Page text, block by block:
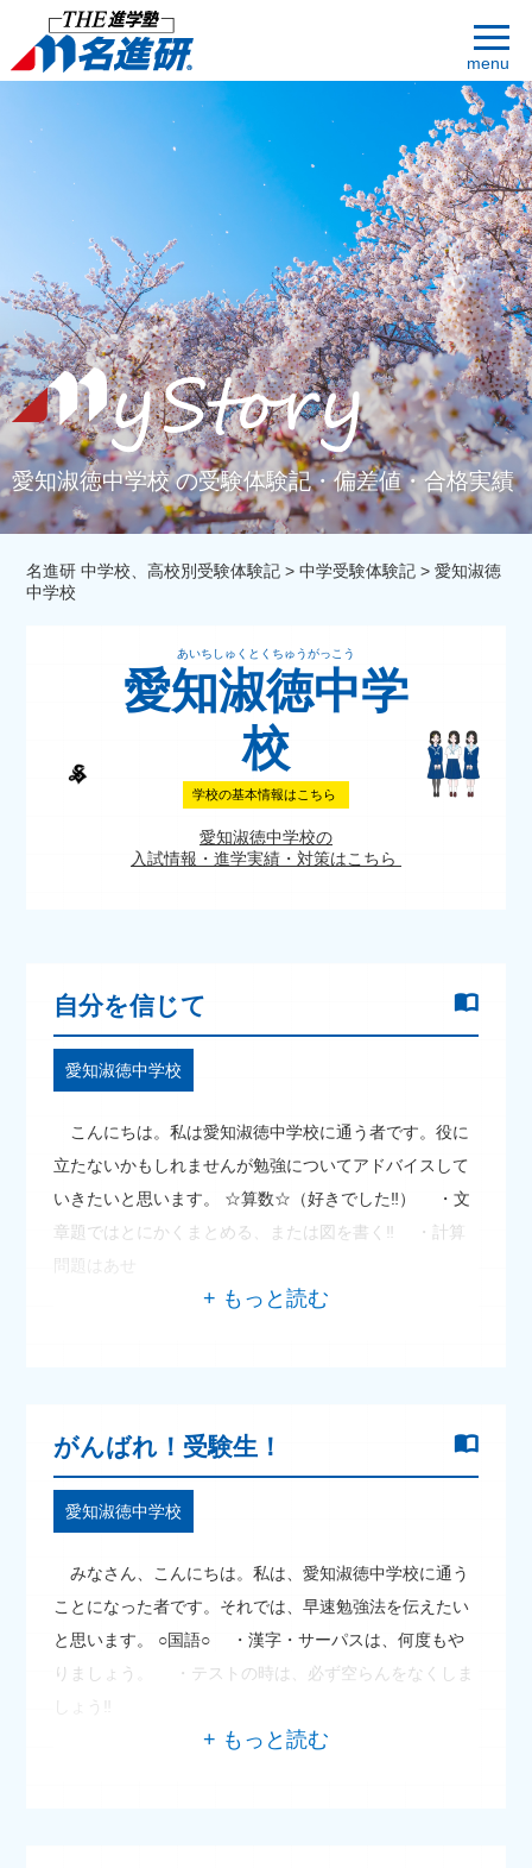
menu
愛知淑徳中学校 の受験体験記・偏差値・合格実績
名進研 中学校、高校別受験体験記 >中学受験体験記 >愛知淑徳
中学校
あいちしゅくとくちゅうがっこう
愛知淑徳中学
校
学校の基本情報はこちら
愛知淑徳中学校の
入試情報・進学実績・対策はこちら
自分を信じて
愛知淑徳中学校
こんにちは。私は愛知淑徳中学校に通う者です。役に
立たないかもしれませんが勉強についてアドバイスして
いきたいと思います。 ☆算数☆（好きでした‼） ・文
章題ではとにかくまとめる、または図を書く‼ ・計算
問題はあせ
がんばれ！受験生！
愛知淑徳中学校
みなさん、こんにちは。私は、愛知淑徳中学校に通う
ことになった者です。それでは、早速勉強法を伝えたい
と思います。 ○国語○ ・漢字・サーパスは、何度もや
りましょう。 ・テストの時は、必ず空らんをなくしま